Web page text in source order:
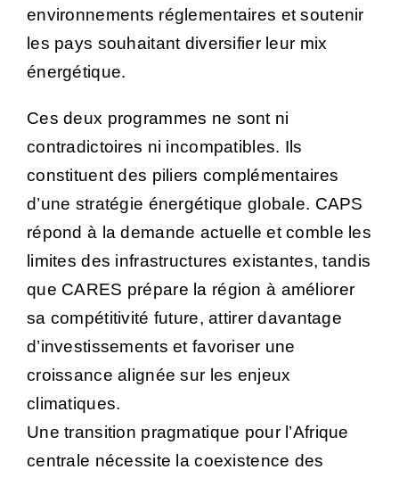
environnements réglementaires et soutenir
les pays souhaitant diversifier leur mix
énergétique.
Ces deux programmes ne sont ni
contradictoires ni incompatibles. Ils
constituent des piliers complémentaires
d’une stratégie énergétique globale. CAPS
répond à la demande actuelle et comble les
limites des infrastructures existantes, tandis
que CARES prépare la région à améliorer
sa compétitivité future, attirer davantage
d’investissements et favoriser une
croissance alignée sur les enjeux
climatiques.
Une transition pragmatique pour l’Afrique
centrale nécessite la coexistence des